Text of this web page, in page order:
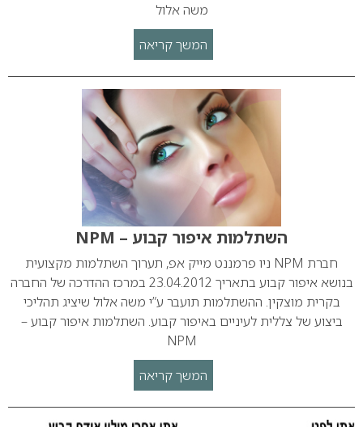
משה אלול
המשך קריאה
השתלמות איפור קבוע – NPM
חברת NPM ניו פרמננט מייק אפ, תערוך השתלמות מקצועית
בנושא איפור קבוע בתאריך 23.04.2012 במרכז ההדרכה של החברה
בקרית מוצקין. ההשתלמות תועבר ע”י משה אלול שיציג תהליכי
ביצוע של צללית לעיניים באיפור קבוע. השתלמות איפור קבוע –
NPM
המשך קריאה